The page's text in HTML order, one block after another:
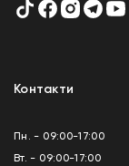
Контакти
Пн. - 09:00-17:00
Вт. - 09:00-17:00